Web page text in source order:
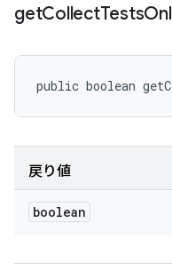
getCollectTests
public boolean
戻り値
boolean